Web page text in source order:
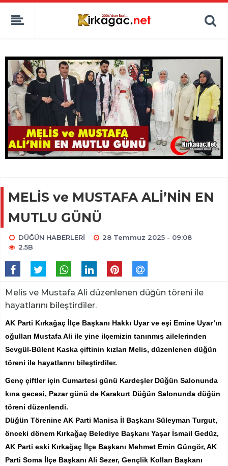
MELİS ve MUSTAFA ALİ’NİN EN
MUTLU GÜNÜ
DÜĞÜN HABERLERİ
28 Temmuz 2025 - 09:08
2.5B
Melis ve Mustafa Ali düzenlenen düğün töreni ile
hayatlarını bileştirdiler.
AK Parti Kırkağaç İlçe Başkanı Hakkı Uyar ve eşi Emine Uyar’ın
oğulları Mustafa Ali ile yine ilçemizin tanınmış ailelerinden
Sevgül-Bülent Kaska çiftinin kızları Melis, düzenlenen düğün
töreni ile hayatlarını bileştirdiler.
Genç çiftler için Cumartesi günü Kardeşler Düğün Salonunda
kına gecesi, Pazar günü de Karakurt Düğün Salonunda düğün
töreni düzenlendi.
Düğün Törenine AK Parti Manisa İl Başkanı Süleyman Turgut,
önceki dönem Kırkağaç Belediye Başkanı Yaşar İsmail Gedüz,
AK Parti eski Kırkağaç İlçe Başkanı Mehmet Emin Güngör, AK
Parti Soma İlçe Başkanı Ali Sezer, Gençlik Kolları Başkanı